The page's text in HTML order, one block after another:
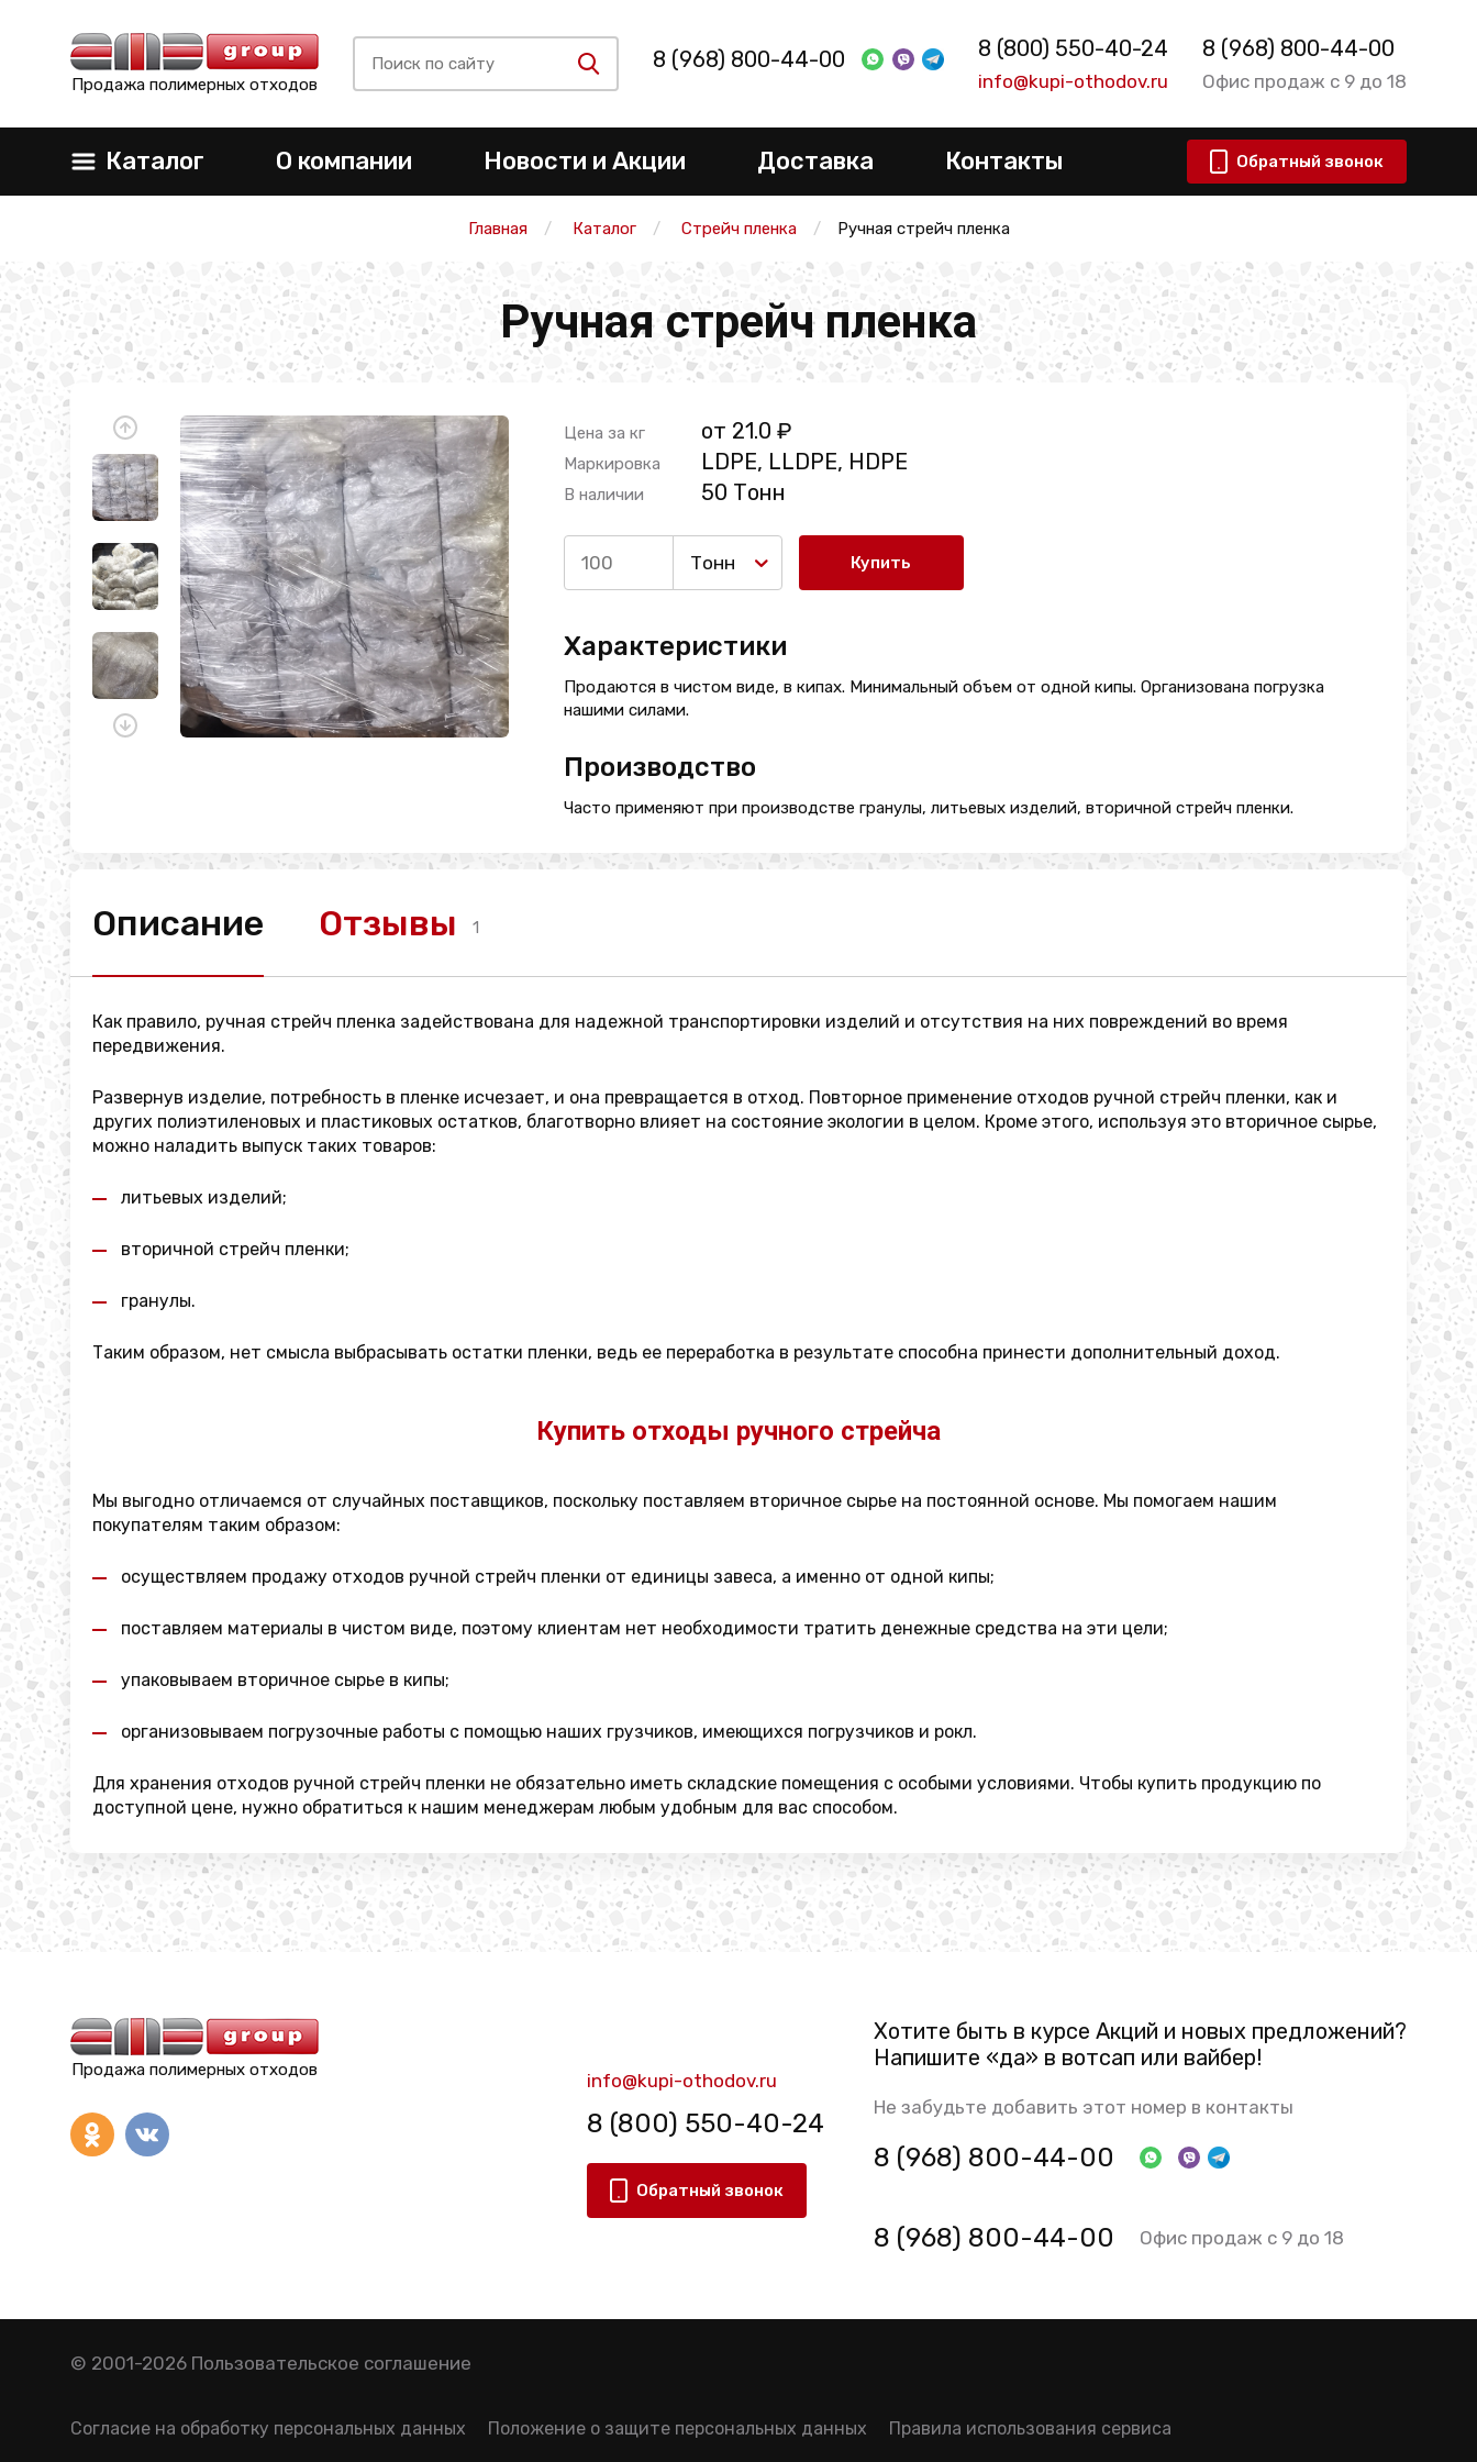
Продажа полимерных отходов
8 (968) 800-44-00 8 (800) 550-40-24
info@kupi-othodov.ru
8 (968) 800-44-00
Офис продаж с 9 до 18
Каталог О компании Новости и Акции Доставка Контакты Обратный звонок
Главная Каталог Стрейч пленка Ручная стрейч пленка
Ручная стрейч пленка
Цена за кг от 21.0 ₽
Маркировка LDPE, LLDPE, HDPE
В наличии 50 Тонн
Тонн Купить
Характеристики
Продаются в чистом виде, в кипах. Минимальный объем от одной кипы. Организована погрузка
нашими силами.
Производство
Часто применяют при производстве гранулы, литьевых изделий, вторичной стрейч пленки.
Описание Отзывы 1
Как правило, ручная стрейч пленка задействована для надежной транспортировки изделий и отсутствия на них повреждений во время
передвижения.
Развернув изделие, потребность в пленке исчезает, и она превращается в отход. Повторное применение отходов ручной стрейч пленки, как и
других полиэтиленовых и пластиковых остатков, благотворно влияет на состояние экологии в целом. Кроме этого, используя это вторичное сырье,
можно наладить выпуск таких товаров:
литьевых изделий;
вторичной стрейч пленки;
гранулы.
Таким образом, нет смысла выбрасывать остатки пленки, ведь ее переработка в результате способна принести дополнительный доход.
Купить отходы ручного стрейча
Мы выгодно отличаемся от случайных поставщиков, поскольку поставляем вторичное сырье на постоянной основе. Мы помогаем нашим
покупателям таким образом:
осуществляем продажу отходов ручной стрейч пленки от единицы завеса, а именно от одной кипы;
поставляем материалы в чистом виде, поэтому клиентам нет необходимости тратить денежные средства на эти цели;
упаковываем вторичное сырье в кипы;
организовываем погрузочные работы с помощью наших грузчиков, имеющихся погрузчиков и рокл.
Для хранения отходов ручной стрейч пленки не обязательно иметь складские помещения с особыми условиями. Чтобы купить продукцию по
доступной цене, нужно обратиться к нашим менеджерам любым удобным для вас способом.
Продажа полимерных отходов info@kupi-othodov.ru
8 (800) 550-40-24
Обратный звонок
Хотите быть в курсе Акций и новых предложений?
Напишите «да» в вотсап или вайбер!
Не забудьте добавить этот номер в контакты
8 (968) 800-44-00
8 (968) 800-44-00 Офис продаж с 9 до 18
© 2001-2026 Пользовательское соглашение
Согласие на обработку персональных данных Положение о защите персональных данных Правила использования сервиса